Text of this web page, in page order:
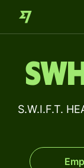
S.W.I.F.T.